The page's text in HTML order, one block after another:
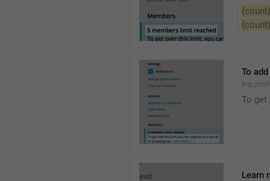
{count}
{count}
To
To get
Learn